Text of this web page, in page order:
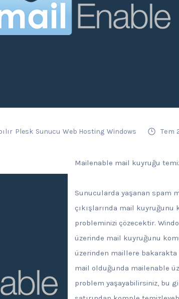
Plesk Sunucu Web Hosting Windows Tem
Mailenable mail kuyruğu
Sunucularda yaşanan spam
çıkışlarında mail
probleminizi çözecektir.
üzerinde mail kuyruğunu
üzerinden maillere bakarakta
mail olduğunda mailenable
problem yaşayabilirsiniz, bu